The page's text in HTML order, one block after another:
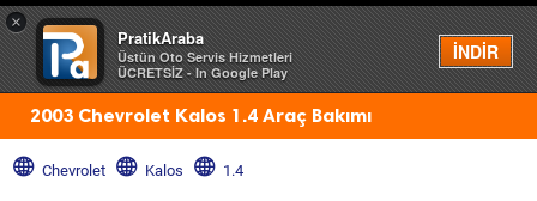
×
PratikAraba
Üstün Oto Servis Hizmetleri
ÜCRETSİZ - In Google Play
İNDİR
Menü
2003 Chevrolet Kalos 1.4 Araç Bakımı
Chevrolet Kalos 1.4